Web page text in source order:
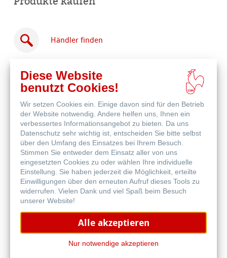
Händler finden
Online
kaufen
Weitere Produkte
Diese Website
benutzt Cookies!
Wir setzen Cookies ein. Einige davon sind für den Betrieb
der Website notwendig. Andere helfen uns, Ihnen ein
verbessertes Informationsangebot zu bieten. Da uns
Datenschutz sehr wichtig ist, entscheiden Sie bitte selbst
über den Umfang des Einsatzes bei Ihrem Besuch.
Stimmen Sie entweder dem Einsatz aller von uns
eingesetzten Cookies zu oder wählen Ihre individuelle
Einstellung. Sie haben jederzeit die Möglichkeit, erteilte
Einwilligungen über den erneuten Aufruf dieses Tools zu
widerrufen. Vielen Dank und viel Spaß beim Besuch
unserer Website!
Alle akzeptieren
Nur notwendige akzeptieren